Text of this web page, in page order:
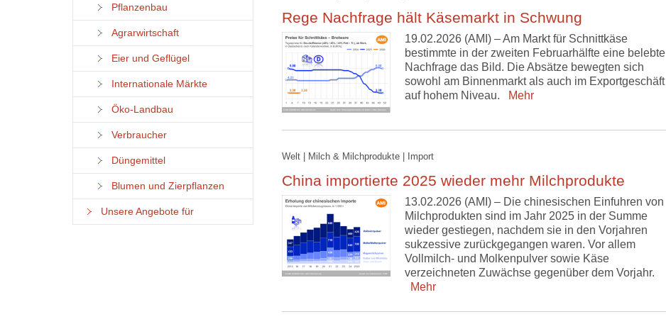
Pflanzenbau
Agrarwirtschaft
Eier und Geflügel
Internationale Märkte
Öko-Landbau
Verbraucher
Düngemittel
Blumen und Zierpflanzen
Unsere Angebote für
Rege Nachfrage hält Käsemarkt in Schwung
19.02.2026 (AMI) – Am Markt für Schnittkäse
bestimmte in der zweiten Februarhälfte eine belebte
Nachfrage das Bild. Die Absätze bewegten sich
sowohl am Binnenmarkt als auch im Exportgeschäft
auf hohem Niveau.
Mehr
Welt | Milch & Milchprodukte | Import
China importierte 2025 wieder mehr Milchprodukte
13.02.2026 (AMI) – Die chinesischen Einfuhren von
Milchprodukten sind im Jahr 2025 in der Summe
wieder gestiegen, nachdem sie in den Vorjahren
sukzessive zurückgegangen waren. Vor allem
Vollmilch- und Molkenpulver sowie Käse
verzeichneten Zuwächse gegenüber dem Vorjahr.
Mehr